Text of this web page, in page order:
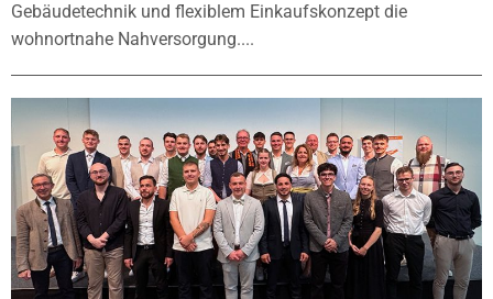
Gebäudetechnik und flexiblem Einkaufskonzept die
wohnortnahe Nahversorgung....